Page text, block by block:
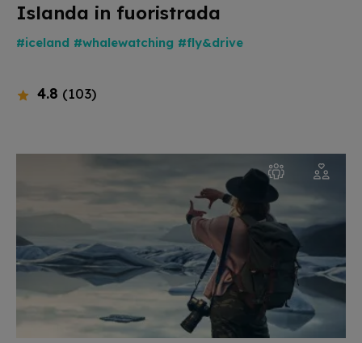
Islanda in fuoristrada
#iceland #whalewatching #fly&drive
4.8 (103)